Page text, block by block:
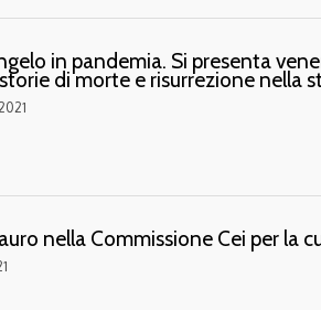
in pandemia. Si presenta
di morte e risurrezione nella
nella Commissione Cei per la